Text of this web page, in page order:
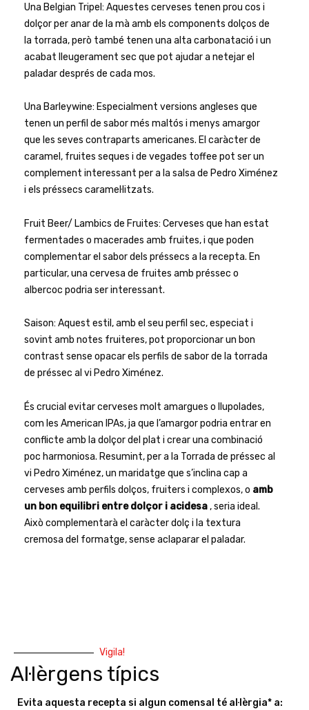
Una Belgian Tripel: Aquestes cerveses tenen prou cos i
dolçor per anar de la mà amb els components dolços de
la torrada, però també tenen una alta carbonatació i un
acabat lleugerament sec que pot ajudar a netejar el
paladar després de cada mos.
Una Barleywine: Especialment versions angleses que
tenen un perfil de sabor més maltós i menys amargor
que les seves contraparts americanes. El caràcter de
caramel, fruites seques i de vegades toffee pot ser un
complement interessant per a la salsa de Pedro Ximénez
i els préssecs caramel·litzats.
Fruit Beer/ Lambics de Fruites: Cerveses que han estat
fermentades o macerades amb fruites, i que poden
complementar el sabor dels préssecs a la recepta. En
particular, una cervesa de fruites amb préssec o
albercoc podria ser interessant.
Saison: Aquest estil, amb el seu perfil sec, especiat i
sovint amb notes fruiteres, pot proporcionar un bon
contrast sense opacar els perfils de sabor de la torrada
de préssec al vi Pedro Ximénez.
És crucial evitar cerveses molt amargues o llupolades,
com les American IPAs, ja que l’amargor podria entrar en
conflicte amb la dolçor del plat i crear una combinació
poc harmoniosa. Resumint, per a la Torrada de préssec al
vi Pedro Ximénez, un maridatge que s’inclina cap a
cerveses amb perfils dolços, fruiters i complexos, o amb
un bon equilibri entre dolçor i acidesa, seria ideal.
Això complementarà el caràcter dolç i la textura
cremosa del formatge, sense aclaparar el paladar.
Vigila!
Al·lèrgens típics
Evita aquesta recepta si algun comensal té al·lèrgia* a: